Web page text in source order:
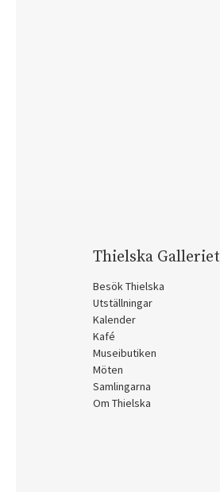
Thielska Galleriet
Besök Thielska
Utställningar
Kalender
Kafé
Museibutiken
Möten
Samlingarna
Om Thielska